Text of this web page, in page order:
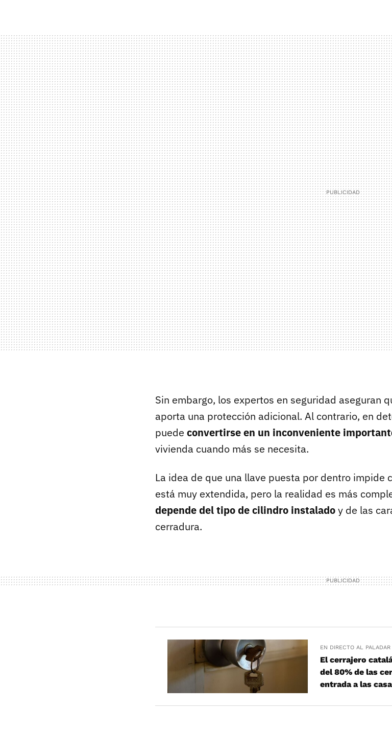
Sin embargo, los expertos en seguridad aseguran
aporta una protección adicional. Al contrario, en
puede convertirse en un inconveniente
vivienda cuando más se necesita.
La idea de que una llave puesta por dentro impide
está muy extendida, pero la realidad es más
depende del tipo de cilindro instaladoy de las
cerradura.
EN DIRECTO AL PALADAR
El cerrajero
del 80% de las
entrada a las